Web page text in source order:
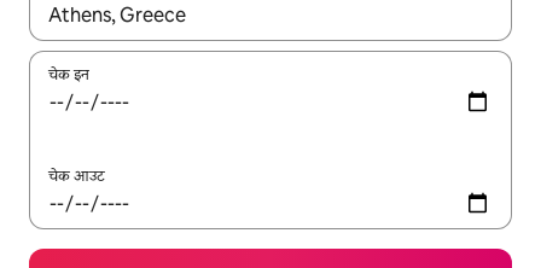
नतीजों के उपलब्ध होने पर, अप और डाउन 'ऐरो की' का इस्तेमाल करके नेविगेट
चेक इन
चेक आउट